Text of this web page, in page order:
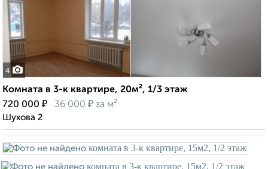
4
Комната в 3-к квартире, 20м², 1/3 этаж
720 000 ₽ 36 000 ₽ за м²
Шухова 2